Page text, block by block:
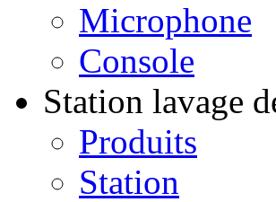
Microphone
Console
Station lavage
Produits
Station